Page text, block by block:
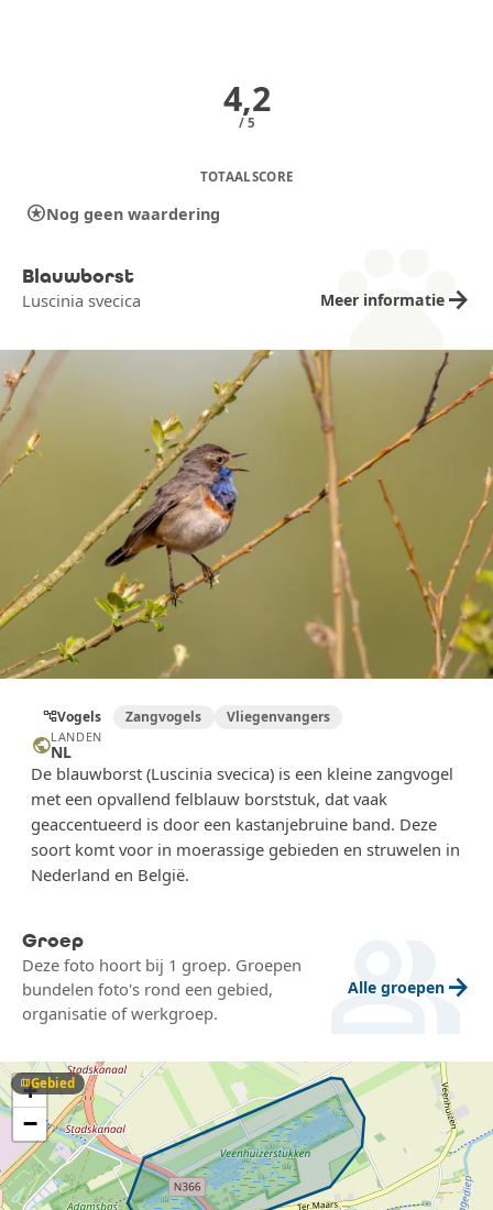
4,2
/ 5
TOTAALSCORE
starsNog geen waardering
pets
Blauwborst
Luscinia svecica Meer informatie arrow_forward
account_treeVogels Zangvogels Vliegenvangers
publicLANDEN
NL
De blauwborst (Luscinia svecica) is een kleine zangvogel
met een opvallend felblauw borststuk, dat vaak
geaccentueerd is door een kastanjebruine band. Deze
soort komt voor in moerassige gebieden en struwelen in
Nederland en België.
group
Groep
Deze foto hoort bij 1 groep. Groepen
bundelen foto's rond een gebied,
organisatie of werkgroep.
Alle groepen arrow_forward
+
−
mapGebied